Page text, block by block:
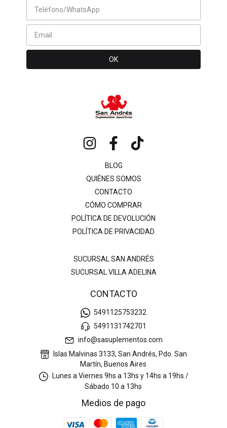
BLOG
QUIÉNES SOMOS
CONTACTO
CÓMO COMPRAR
POLÍTICA DE DEVOLUCIÓN
POLÍTICA DE PRIVACIDAD
SUCURSAL SAN ANDRÉS
SUCURSAL VILLA ADELINA
CONTACTO
5491125753232
5491131742701
info@sasuplementos.com
Islas Malvinas 3133, San Andrés, Pdo. San
Martín, Buenos Aires
Lunes a Viernes 9hs a 13hs y 14hs a 19hs /
Sábado 10 a 13hs
Medios de pago